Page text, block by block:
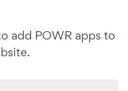
add POWR apps to